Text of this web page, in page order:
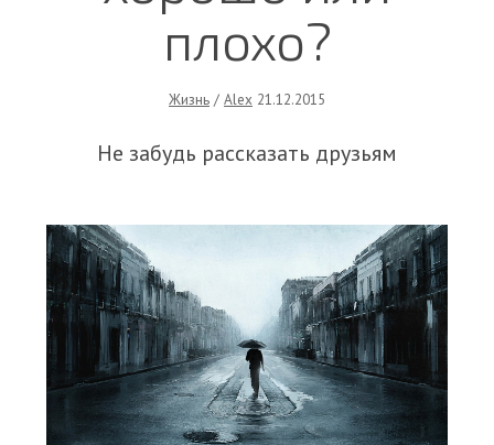
плохо?
Жизнь / Alex 21.12.2015
Не забудь рассказать друзьям